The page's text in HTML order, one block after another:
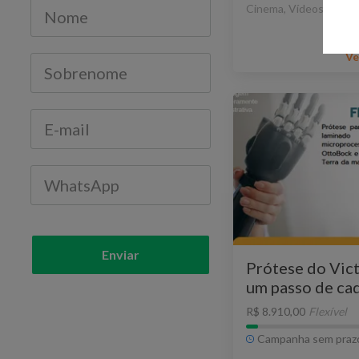
Cinema, Vídeos e TV
Prótese do
um passo de
R$ 8.910,00 Flexível
Campanha sem
Enviar